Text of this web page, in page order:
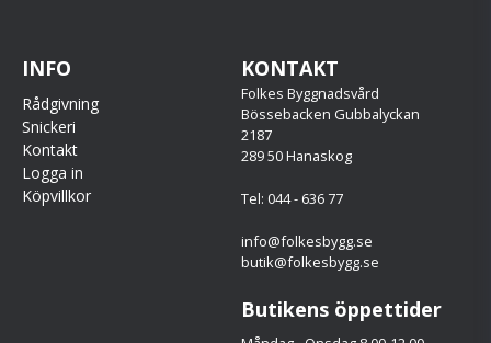
INFO
Rådgivning
Snickeri
Kontakt
Logga in
Köpvillkor
KONTAKT
Folkes Byggnadsvård
Bössebacken Gubbalyckan
2187
289 50 Hanaskog
Tel: 044 - 636 77
info@folkesbygg.se
butik@folkesbygg.se
Butikens öppettider